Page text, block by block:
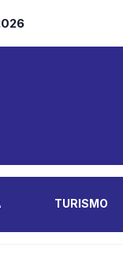
TURISMO